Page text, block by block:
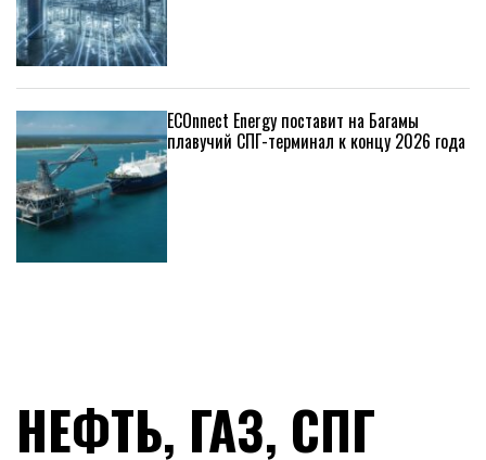
ECOnnect Energy поставит на Багамы
плавучий СПГ-терминал к концу 2026 года
НЕФТЬ, ГАЗ, СПГ